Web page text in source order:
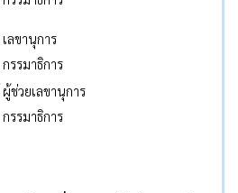
เลขานุการ
กรรมาธิการ
ผู้ช่วยเลขานุการ
กรรมาธิการ